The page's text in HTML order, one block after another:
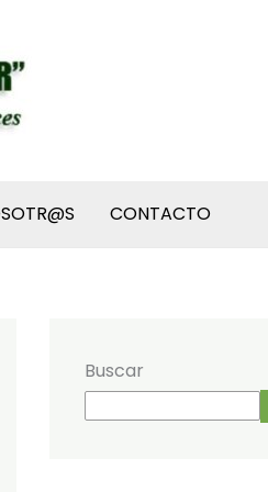
CONTACTO
Buscar